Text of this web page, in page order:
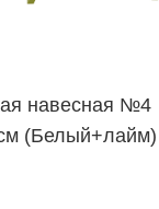
навесная №4
(Белый+лайм)